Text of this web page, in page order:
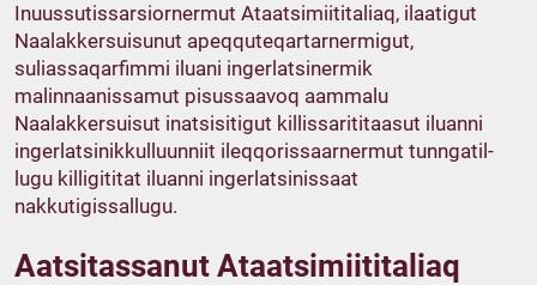
Inuussutissarsiornermut Ataatsimiititaliaq, ilaatigut
Naalakkersuisunut apeqquteqartarnermigut,
suliassaqarfimmi iluani ingerlatsinermik
malinnaanissamut pisussaavoq aammalu
Naalakkersuisut inatsisitigut killissarititaasut iluanni
ingerlatsinikkulluunniit ileqqorissaarnermut tunngatil­
lugu killigititat iluanni ingerlatsinissaat
nakkutigissallugu.
Aatsitassanut Ataatsimiitita­liaq